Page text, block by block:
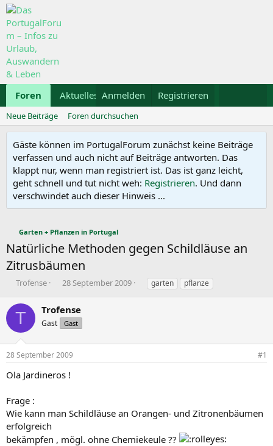
Foren Aktuelles Galerie Kalender
Anmelden Registrieren
Neue Beiträge Foren durchsuchen
Gäste können im PortugalForum zunächst keine Beiträge
verfassen und auch nicht auf Beiträge antworten. Das
klappt nur, wenn man registriert ist. Das ist ganz leicht,
geht schnell und tut nicht weh: Registrieren. Und dann
verschwindet auch dieser Hinweis ...
Garten + Pflanzen in Portugal
Natürliche Methoden gegen Schildläuse an
Zitrusbäumen
E
s
t
l
e
Trofense
E
t
e
l
t
m
28 September 2009
S
w
garten pflanze
T Trofense
Gast Gast
28 September 2009 #1
Ola Jardineros !
Frage :
Wie kann man Schildläuse an Orangen- und Zitronenbäumen
erfolgreich
bekämpfen , mögl. ohne Chemiekeule ??